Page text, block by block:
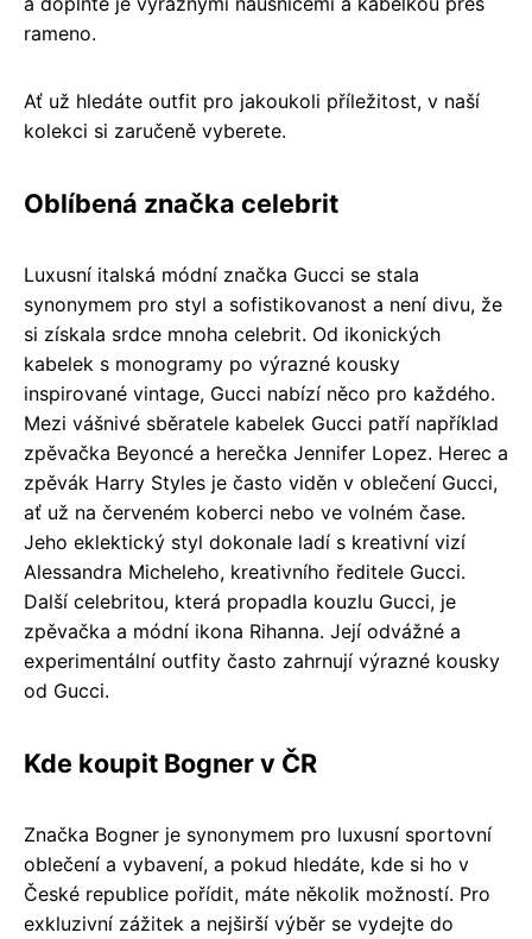
rameno.
Ať už hledáte outfit pro jakoukoli příležitost, v naší
kolekci si zaručeně vyberete.
Oblíbená značka celebrit
Luxusní italská módní značka Gucci se stala
synonymem pro styl a sofistikovanost a není divu, že
si získala srdce mnoha celebrit. Od ikonických
kabelek s monogramy po výrazné kousky
inspirované vintage, Gucci nabízí něco pro každého.
Mezi vášnivé sběratele kabelek Gucci patří například
zpěvačka Beyoncé a herečka Jennifer Lopez. Herec a
zpěvák Harry Styles je často viděn v oblečení Gucci,
ať už na červeném koberci nebo ve volném čase.
Jeho eklektický styl dokonale ladí s kreativní vizí
Alessandra Micheleho, kreativního ředitele Gucci.
Další celebritou, která propadla kouzlu Gucci, je
zpěvačka a módní ikona Rihanna. Její odvážné a
experimentální outfity často zahrnují výrazné kousky
od Gucci.
Kde koupit Bogner v ČR
Značka Bogner je synonymem pro luxusní sportovní
oblečení a vybavení, a pokud hledáte, kde si ho v
České republice pořídit, máte několik možností. Pro
exkluzivní zážitek a nejširší výběr se vydejte do